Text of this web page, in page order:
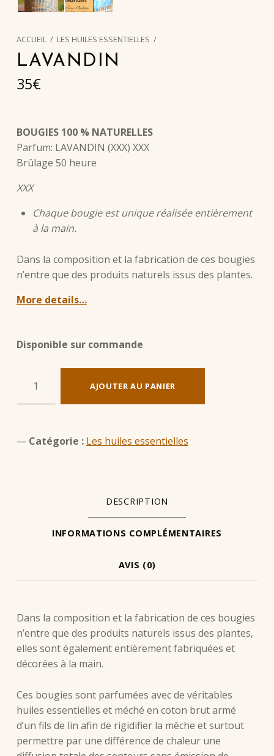
ACCUEIL / LES HUILES ESSENTIELLES /
LAVANDIN
35€
BOUGIES 100 % NATURELLES
Parfum: LAVANDIN (XXX) XXX
Brûlage 50 heure
XXX
Chaque bougie est unique réalisée entièrement
à la main.
Dans la composition et la fabrication de ces bougies
n’entre que des produits naturels issus des plantes.
More details…
Disponible sur commande
AJOUTER AU PANIER
Catégorie : Les huiles essentielles
DESCRIPTION
INFORMATIONS COMPLÉMENTAIRES
AVIS (0)
Dans la composition et la fabrication de ces bougies
n’entre que des produits naturels issus des plantes,
elles sont également entièrement fabriquées et
décorées à la main.
Ces bougies sont parfumées avec de véritables
huiles essentielles et méché en coton brut armé
d’un fils de lin afin de rigidifier la mèche et surtout
permettre par une différence de chaleur une